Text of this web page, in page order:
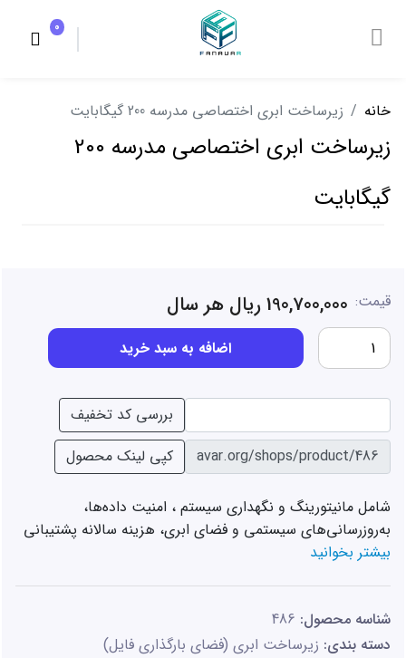
0
خانه زیرساخت ابری اختصاصی مدرسه 200 گیگابایت
زیرساخت ابری اختصاصی مدرسه 200
گیگابایت
قیمت: 190,700,000 ریال هر سال
اضافه به سبد خرید
Password
بررسی کد تخفیف
Password
کپی لینک محصول
شامل مانیتورینگ و نگهداری سیستم ، امنیت داده‌ها،
به‌روزرسانی‌های سیستمی و فضای ابری، هزینه سالانه پشتیبانی
بیشتر بخوانید
شناسه محصول: 486
دسته بندی: زیرساخت ابری (فضای بارگذاری فایل)